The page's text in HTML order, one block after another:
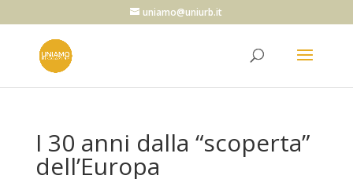
uniamo@uniurb.it
I 30 anni dalla “scoperta”
dell’Europa